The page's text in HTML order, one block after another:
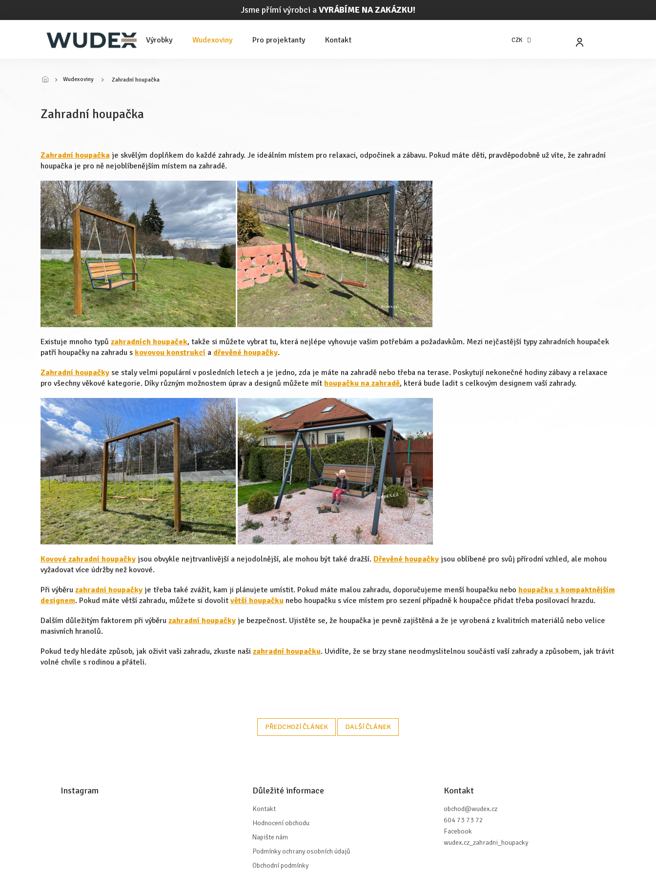
obsah
Jsme přímí výrobci aVYRÁBÍME NA ZAKÁZKU!
CZK
Výrobky Wudexoviny Pro projektanty Kontakt
Wudexoviny Zahradní houpačka
Zahradní houpačka
Zahradní houpačka je skvělým doplňkem do každé zahrady. Je ideálním místem pro relaxaci, odpočinek a zábavu. Pokud máte děti, pravděpodobně už víte, že zahradní
houpačka je pro ně nejoblíbenějším místem na zahradě.
Existuje mnoho typů zahradních houpaček, takže si můžete vybrat tu, která nejlépe vyhovuje vašim potřebám a požadavkům. Mezi nejčastější typy zahradních houpaček
patří houpačky na zahradu s kovovou konstrukcí a dřevěné houpačky.
Zahradní houpačky se staly velmi populární v posledních letech a je jedno, zda je máte na zahradě nebo třeba na terase. Poskytují nekonečné hodiny zábavy a relaxace
pro všechny věkové kategorie. Díky různým možnostem úprav a designů můžete mít houpačku na zahradě, která bude ladit s celkovým designem vaší zahrady.
Kovové zahradní houpačky jsou obvykle nejtrvanlivější a nejodolnější, ale mohou být také dražší. Dřevěné houpačky jsou oblíbené pro svůj přírodní vzhled, ale mohou
vyžadovat více údržby než kovové.
Při výběru zahradní houpačky je třeba také zvážit, kam ji plánujete umístit. Pokud máte malou zahradu, doporučujeme menší houpačku nebo houpačku s kompaktnějším
designem. Pokud máte větší zahradu, můžete si dovolit větší houpačku nebo houpačku s více místem pro sezení případně k houpačce přidat třeba posilovací hrazdu.
Dalším důležitým faktorem při výběru zahradní houpačky je bezpečnost. Ujistěte se, že houpačka je pevně zajištěná a že je vyrobená z kvalitních materiálů nebo velice
masivních hranolů.
Pokud tedy hledáte způsob, jak oživit vaši zahradu, zkuste naši zahradní houpačku. Uvidíte, že se brzy stane neodmyslitelnou součástí vaší zahrady a způsobem, jak trávit
volné chvíle s rodinou a přáteli.
PŘEDCHOZÍ ČLÁNEK DALŠÍ ČLÁNEK
Instagram Důležité informace
Kontakt
Hodnocení obchodu
Napište nám
Podmínky ochrany osobních údajů
Obchodní podmínky
Kontakt
obchod@wudex.cz
604 73 73 72
Facebook
wudex.cz_zahradni_houpacky